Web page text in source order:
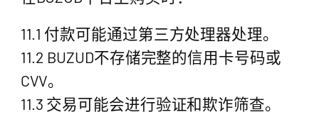
11.1 付款可能通过第三方处理器处理。
11.2 BUZUD不存储完整的信用卡号码或
CVV。
11.3 交易可能会进行验证和欺诈筛查。